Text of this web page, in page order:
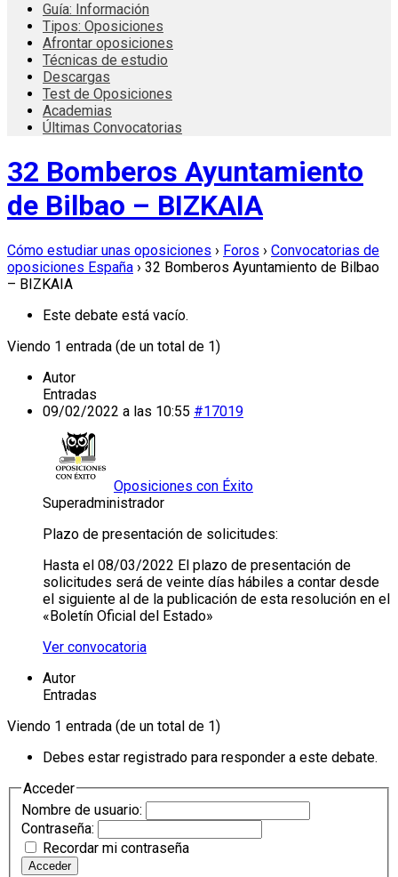
Guía: Información
Tipos: Oposiciones
Afrontar oposiciones
Técnicas de estudio
Descargas
Test de Oposiciones
Academias
Últimas Convocatorias
32 Bomberos Ayuntamiento
de Bilbao – BIZKAIA
Cómo estudiar unas oposiciones › Foros › Convocatorias de
oposiciones España › 32 Bomberos Ayuntamiento de Bilbao
– BIZKAIA
Este debate está vacío.
Viendo 1 entrada (de un total de 1)
Autor
Entradas
09/02/2022 a las 10:55 #17019
Oposiciones con Éxito
Superadministrador
Plazo de presentación de solicitudes:
Hasta el 08/03/2022 El plazo de presentación de
solicitudes será de veinte días hábiles a contar desde
el siguiente al de la publicación de esta resolución en el
«Boletín Oficial del Estado»
Ver convocatoria
Autor
Entradas
Viendo 1 entrada (de un total de 1)
Debes estar registrado para responder a este debate.
Acceder
Nombre de usuario:
Contraseña:
Recordar mi contraseña
Acceder